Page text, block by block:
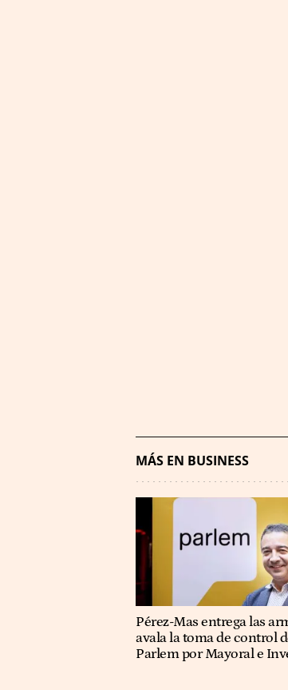
MÁS EN BUSINESS
Pérez-Mas entrega las
avala la toma de control
Parlem por Mayoral e